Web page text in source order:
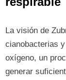
La visión de
cianobacterias
oxígeno, un
generar